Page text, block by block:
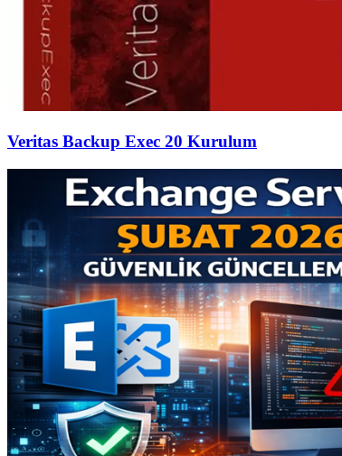
Veritas Backup Exec 20 Kurulum